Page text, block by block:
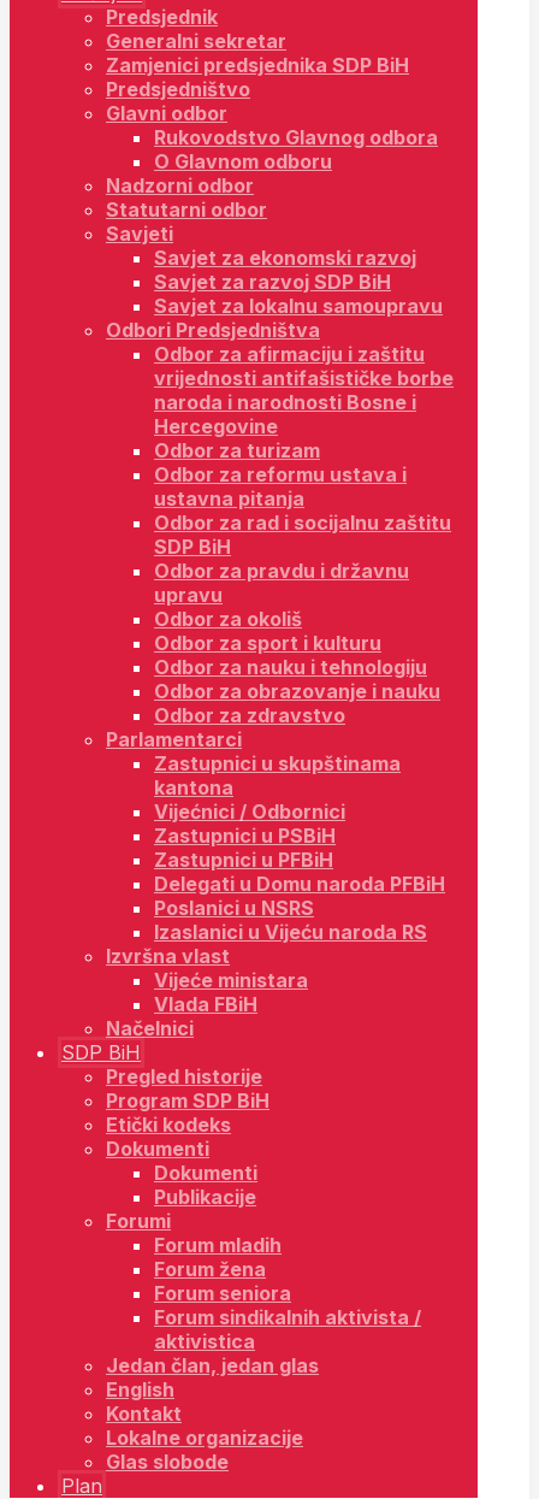
Predsjednik
Generalni sekretar
Zamjenici predsjednika SDP BiH
Predsjedništvo
Glavni odbor
Rukovodstvo Glavnog odbora
O Glavnom odboru
Nadzorni odbor
Statutarni odbor
Savjeti
Savjet za ekonomski razvoj
Savjet za razvoj SDP BiH
Savjet za lokalnu samoupravu
Odbori Predsjedništva
Odbor za afirmaciju i zaštitu
vrijednosti antifašističke borbe
naroda i narodnosti Bosne i
Hercegovine
Odbor za turizam
Odbor za reformu ustava i
ustavna pitanja
Odbor za rad i socijalnu zaštitu
SDP BiH
Odbor za pravdu i državnu
upravu
Odbor za okoliš
Odbor za sport i kulturu
Odbor za nauku i tehnologiju
Odbor za obrazovanje i nauku
Odbor za zdravstvo
Parlamentarci
Zastupnici u skupštinama
kantona
Vijećnici / Odbornici
Zastupnici u PSBiH
Zastupnici u PFBiH
Delegati u Domu naroda PFBiH
Poslanici u NSRS
Izaslanici u Vijeću naroda RS
Izvršna vlast
Vijeće ministara
Vlada FBiH
Načelnici
SDP BiH
Pregled historije
Program SDP BiH
Etički kodeks
Dokumenti
Dokumenti
Publikacije
Forumi
Forum mladih
Forum žena
Forum seniora
Forum sindikalnih aktivista /
aktivistica
Jedan član, jedan glas
English
Kontakt
Lokalne organizacije
Glas slobode
Plan